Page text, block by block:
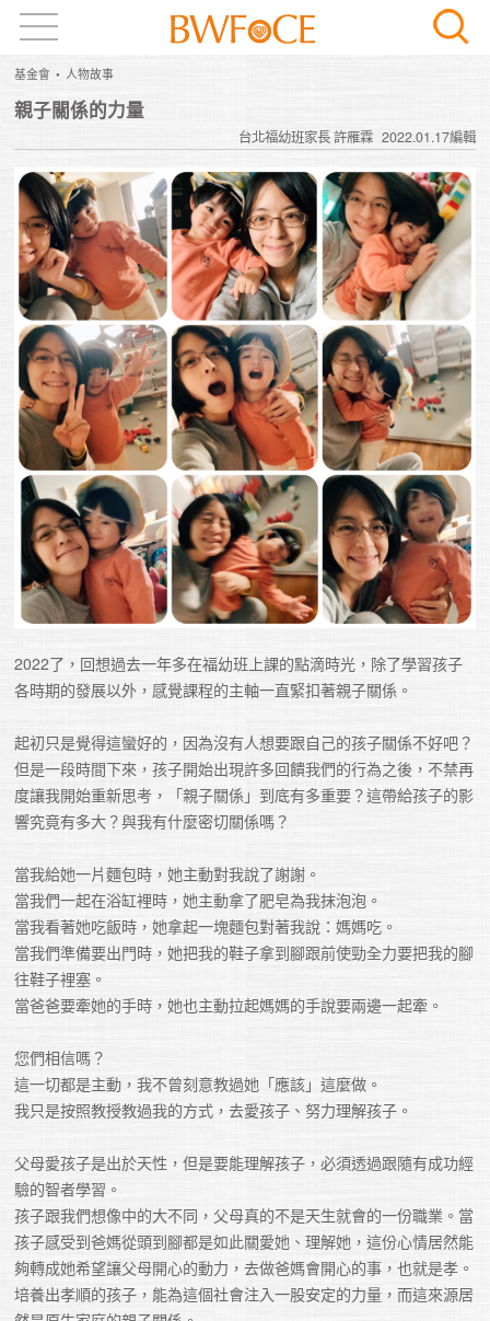
基金會 人物故事
親子關係的力量
台北福幼班家長 許雁霖 2022.01.17編輯
2022了，回想過去一年多在福幼班上課的點滴時光，除了學習孩子
各時期的發展以外，感覺課程的主軸一直緊扣著親子關係。
起初只是覺得這蠻好的，因為沒有人想要跟自己的孩子關係不好吧？
但是一段時間下來，孩子開始出現許多回饋我們的行為之後，不禁再
度讓我開始重新思考，「親子關係」到底有多重要？這帶給孩子的影
響究竟有多大？與我有什麼密切關係嗎？
當我給她一片麵包時，她主動對我說了謝謝。
當我們一起在浴缸裡時，她主動拿了肥皂為我抹泡泡。
當我看著她吃飯時，她拿起一塊麵包對著我說：媽媽吃。
當我們準備要出門時，她把我的鞋子拿到腳跟前使勁全力要把我的腳
往鞋子裡塞。
當爸爸要牽她的手時，她也主動拉起媽媽的手說要兩邊一起牽。
您們相信嗎？
這一切都是主動，我不曾刻意教過她「應該」這麼做。
我只是按照教授教過我的方式，去愛孩子、努力理解孩子。
父母愛孩子是出於天性，但是要能理解孩子，必須透過跟隨有成功經
驗的智者學習。
孩子跟我們想像中的大不同，父母真的不是天生就會的一份職業。當
孩子感受到爸媽從頭到腳都是如此關愛她、理解她，這份心情居然能
夠轉成她希望讓父母開心的動力，去做爸媽會開心的事，也就是孝。
培養出孝順的孩子，能為這個社會注入一股安定的力量，而這來源居